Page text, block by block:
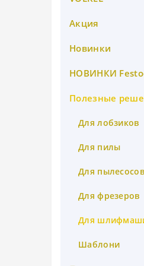
Mirka абразив
Mirka абразив
Строительные
Вставка
Метчик
Набор для
Акция
Новинки
НОВИНКИ
Полезные
Для лобзиков
Для пилы
Для пылесосов
Для фрезеров
Для
Шаблони